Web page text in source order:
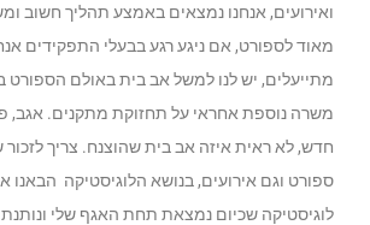
ואירועים, אנחנו נמצאים באמצע תהליך חשוב
מאוד לספורט, אם ניגע רגע בבעלי התפקידים
מתייעלים, יש לנו למשל אב בית באולם הספורט
משרה נוספת אחראי על תחזוקת מתקנים. אגב,
חדש, לא ראית איזה אב בית שהוצנח. צריך
ספורט וגם אירועים, בנושא הלוגיסטיקה
לוגיסטיקה שכיום נמצאת תחת האגף שלי ונותנת